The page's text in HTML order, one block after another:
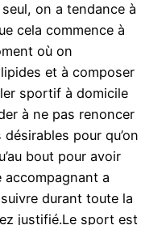
on a tendance à
cela commence à
où on
et à composer
sportif à domicile
à ne pas renoncer
pour qu’on
bout pour avoir
accompagnant a
durant toute la
justifié.Le sport est